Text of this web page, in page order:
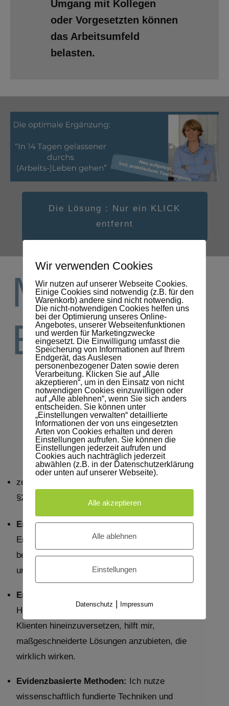
Umgang mit Kollegen
oder Vorgesetzten können
das Arbeitsumfeld
belasten.
Die Lösung : Nur ein KLICK
entfernt
Meine
Expertise
Mit meiner
Unterstützung zu
mehr Balance und
Produktivität
zertifizierte Stresspräventionstrainerin nach
§20 SGB V
Erfahrung:Ich habe jahrelange praktische
Erfahrung in der Stressprävention und -
bewältigung, die es mir ermöglicht, fundierte
und effektive Strategien zu entwickeln.
Empathie:
Herausforderungen und Bedürfnisse meiner
Klienten hineinzuversetzen, hilft mir,
maßgeschneiderte Lösungen anzubieten, die
wirklich wirken.
Evidenzbasierte Methoden: Ich nutze
wissenschaftlich fundierte Techniken und
Wir verwenden Cookies
Wir nutzen auf unserer Webseite Cookies.
Einige Cookies sind notwendig (z.B. für den
Warenkorb) andere sind nicht notwendig.
Die nicht-notwendigen Cookies helfen uns
bei der Optimierung unseres Online-
Angebotes, unserer Webseitenfunktionen
und werden für Marketingzwecke
eingesetzt. Die Einwilligung umfasst die
Speicherung von Informationen auf Ihrem
Endgerät, das Auslesen
personenbezogener Daten sowie deren
Verarbeitung. Klicken Sie auf „Alle
akzeptieren“, um in den Einsatz von nicht
notwendigen Cookies einzuwilligen oder
auf „Alle ablehnen“, wenn Sie sich anders
entscheiden. Sie können unter
„Einstellungen verwalten“ detaillierte
Informationen der von uns eingesetzten
Arten von Cookies erhalten und deren
Einstellungen aufrufen. Sie können die
Einstellungen jederzeit aufrufen und
Cookies auch nachträglich jederzeit
abwählen (z.B. in der Datenschutzerklärung
oder unten auf unserer Webseite).
Alle akzeptieren
Alle ablehnen
Einstellungen
Datenschutz | Impressum